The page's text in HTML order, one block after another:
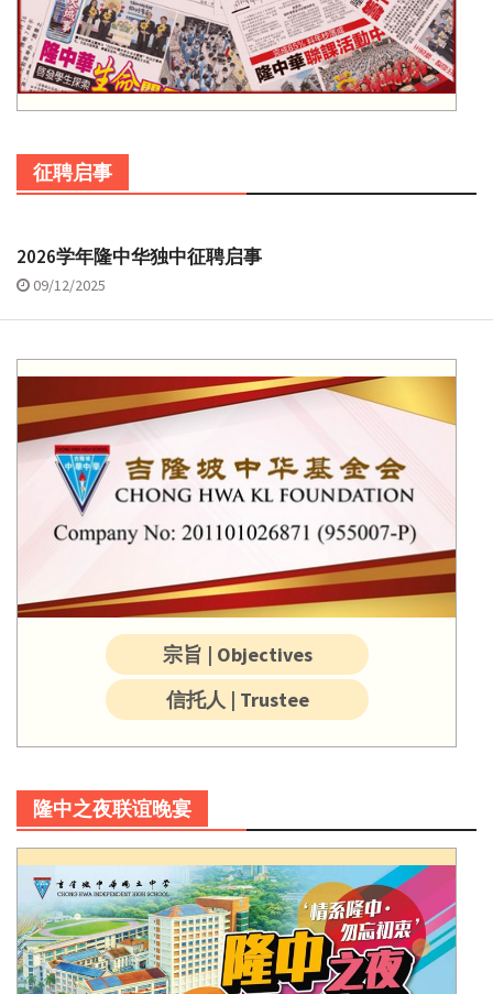
征聘启事
2026学年隆中华独中征聘启事
09/12/2025
宗旨 | Objectives
信托人 | Trustee
隆中之夜联谊晚宴